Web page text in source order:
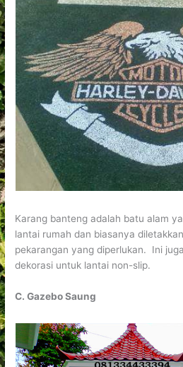
Karang banteng adalah batu alam
lantai rumah dan biasanya
pekarangan yang diperlukan. Ini
dekorasi untuk lantai non-slip.
C. Gazebo Saung